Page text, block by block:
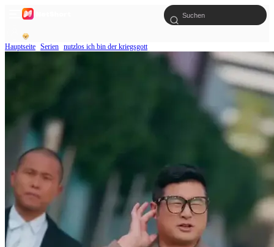
Hauptseite Serien nutzlos ich bin der kriegsgott